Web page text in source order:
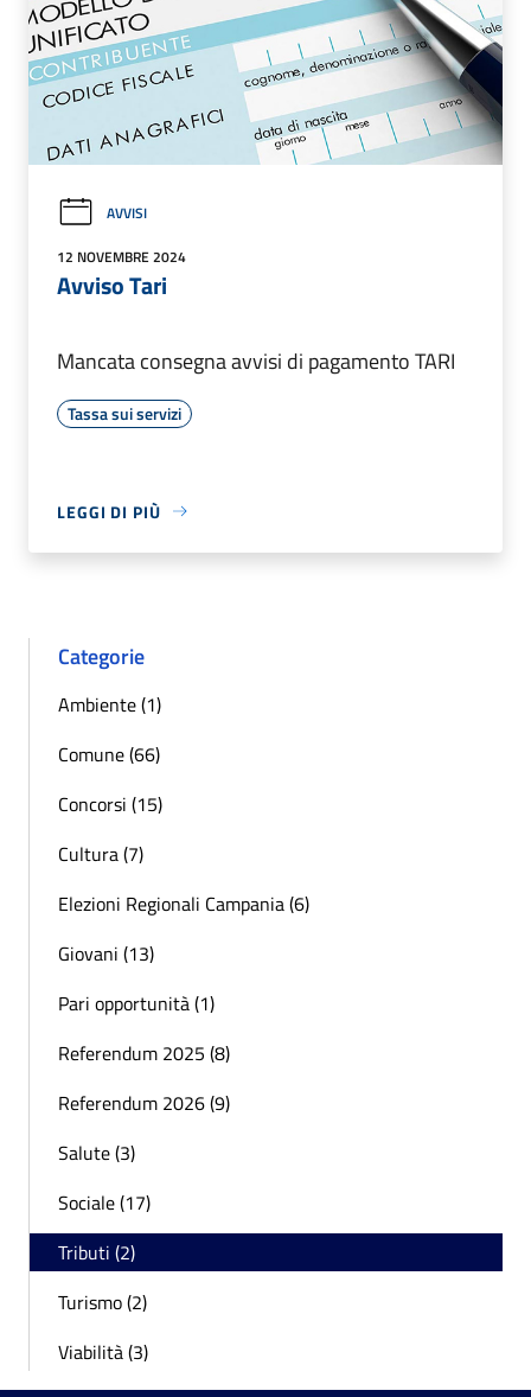
AVVISI
12 NOVEMBRE 2024
Avviso Tari
Mancata consegna avvisi di pagamento TARI
Tassa sui servizi
LEGGI DI PIÙ
Categorie
Ambiente (1)
Comune (66)
Concorsi (15)
Cultura (7)
Elezioni Regionali Campania (6)
Giovani (13)
Pari opportunità (1)
Referendum 2025 (8)
Referendum 2026 (9)
Salute (3)
Sociale (17)
Tributi (2)
Turismo (2)
Viabilità (3)